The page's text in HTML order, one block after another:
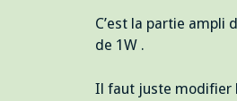
C’est la partie ampli
de 1W .
Il faut juste modifier